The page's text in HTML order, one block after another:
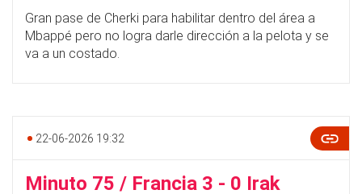
Gran pase de Cherki para habilitar dentro del área a
Mbappé pero no logra darle dirección a la pelota y se
va a un costado.
22-06-2026 19:32
Minuto 75 / Francia 3 - 0 Irak